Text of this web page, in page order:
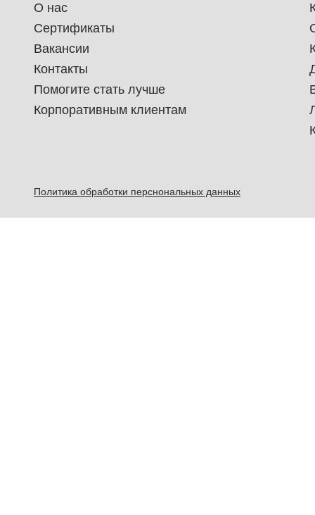
О нас
Сертификаты
Вакансии
Контакты
Помогите стать лучше
Корпоративным клиентам
Политика обработки перснональных данных